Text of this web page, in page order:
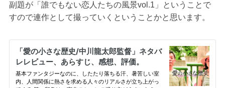
副題が「誰でもない恋人たちの風景vol.1」ということで
すので連作として撮っていくということかと思います。